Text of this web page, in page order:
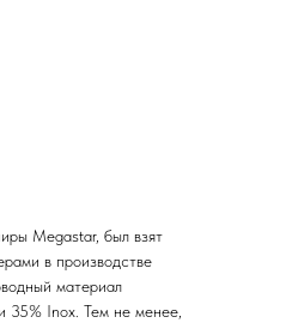
Megastar, был взят
в производстве
материал
35% Inox. Тем не менее,